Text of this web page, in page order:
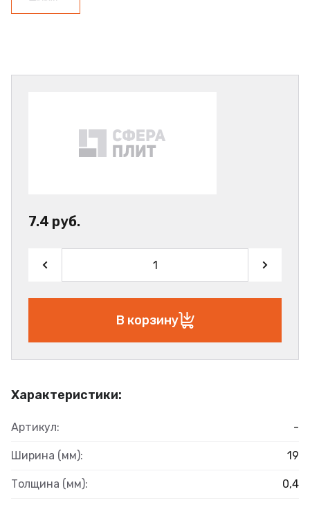
Характеристики:
Артикул: -
Ширина (мм): 19
Толщина (мм): 0,4
7.4 руб.
В корзину